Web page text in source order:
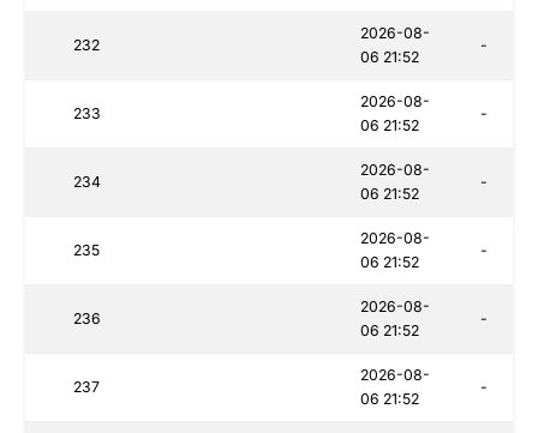
232
2026-08-
06 21:52
-
233
2026-08-
06 21:52
-
234
2026-08-
06 21:52
-
235
2026-08-
06 21:52
-
236
2026-08-
06 21:52
-
237
2026-08-
06 21:52
-